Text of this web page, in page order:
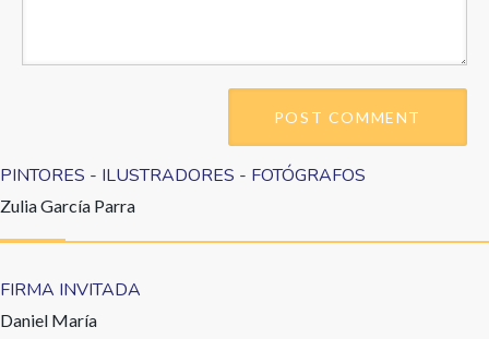
PINTORES - ILUSTRADORES - FOTÓGRAFOS
Zulia García Parra
FIRMA INVITADA
Daniel María